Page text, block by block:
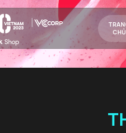
CHỦ